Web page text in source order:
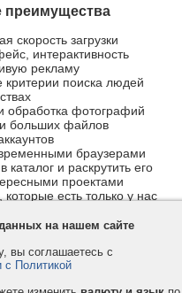
скорость загрузки
интерактивность
рекламу
поиска людей
фотографий
больших файлов
браузерами
и раскрутить его
проектами
есть только у нас
Privacy и Cookie
на нашем сайте
вы соглашаетесь с
с Политикой